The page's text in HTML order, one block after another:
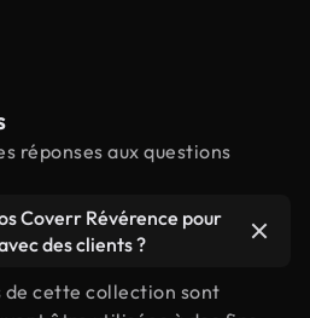
réponses aux questions
Coverr Révérence pour
des clients ?
de cette collection sont